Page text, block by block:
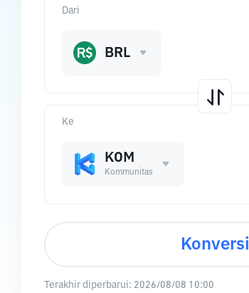
Ke
KOM
Kommunitas
Dari
BRL
Konversi
Terakhir diperbarui: 2026/08/08 10:00